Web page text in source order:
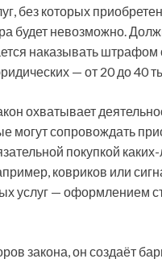
без которых
будет невозможно.
наказывать штрафом
— от 20 до 40
охватывает
могут сопровождать
покупкой
ковриков или
услуг — оформлением
закона, он создаёт